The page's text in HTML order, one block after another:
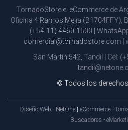
TornadoStore el eCommerce de
Oficina 4 Ramos Mejía (B1704FFY),
(+54-11) 4460-1500 |
comercial@tornadostore.com
San Martin 542, Tandil | Cel:
© Todos los
Diseño Web - NetOne eCommerce -
Buscadores -